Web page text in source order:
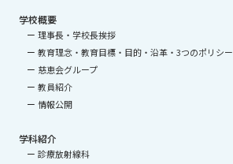
学校概要
理事長・学校長挨拶
教育理念・教育目標・目的・沿革・3つのポリシー
慈恵会グループ
教員紹介
情報公開
学科紹介
診療放射線科